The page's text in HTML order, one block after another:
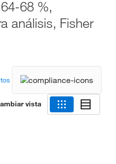
68 %,
análisis, Fisher
vista